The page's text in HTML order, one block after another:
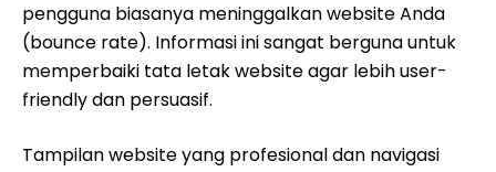
pengguna biasanya meninggalkan website Anda
(bounce rate). Informasi ini sangat berguna untuk
memperbaiki tata letak website agar lebih user-
friendly dan persuasif.
Tampilan website yang profesional dan navigasi